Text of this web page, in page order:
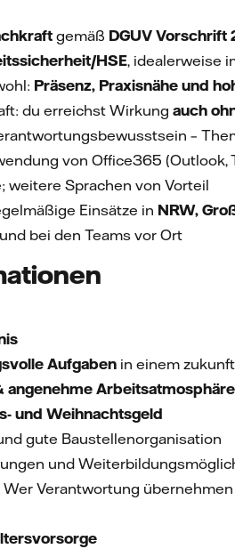
gemäß DGUV Vorschrift
HSE, idealerweise
Präsenz, Praxisnähe und
du erreichst Wirkungauch
–
von Office365 (Outlook,
weitere Sprachen von Vorteil
Einsätze in NRW,
bei den Teams vor Ort
Aufgaben in einem
angenehme Arbeitsatmosphäre
und Weihnachtsgeld
gute Baustellenorganisation
und
Wer Verantwortung